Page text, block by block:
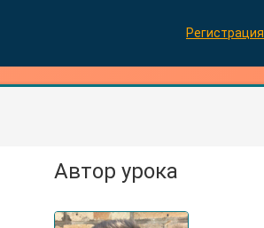
Регистрация
Автор урока